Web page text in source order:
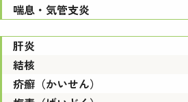
喘息・気管支炎
肝炎
結核
疥癬（かいせん）